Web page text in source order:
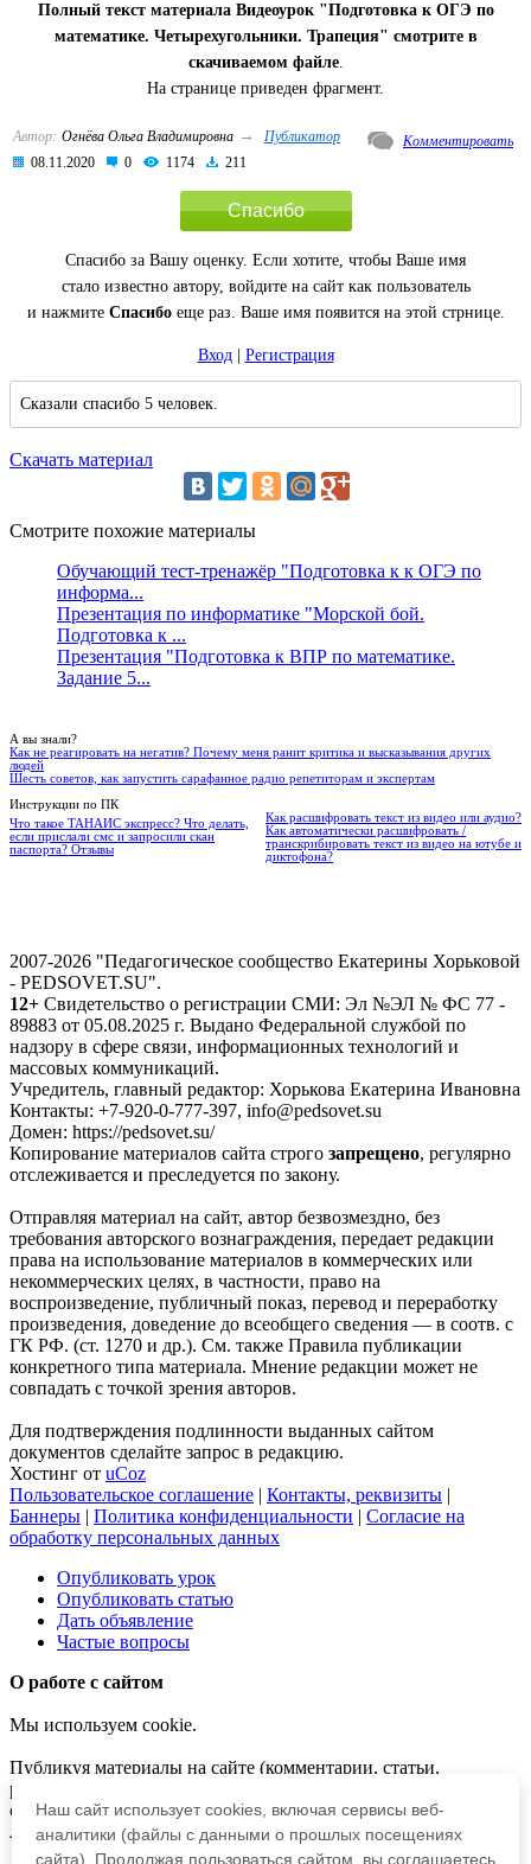
Полный текст материала Видеоурок "Подготовка к ОГЭ по
математике. Четырехугольники. Трапеция" смотрите в
скачиваемом файле.
На странице приведен фрагмент.
Автор: Огнёва Ольга Владимировна →
Публикатор
08.11.2020
0 1174 211
Комментировать
Спасибо
Спасибо за Вашу оценку. Если хотите, чтобы Ваше имя
стало известно автору, войдите на сайт как пользователь
и нажмите Спасибоеще раз. Ваше имя появится на этой стрнице.
Вход| Регистрация
Сказали спасибо 5 человек.
Скачать материал
Смотрите похожие материалы
Обучающий тест-тренажёр "Подготовка к к ОГЭ по
информа...
Презентация по информатике "Морской бой.
Подготовка к ...
Презентация "Подготовка к ВПР по математике.
Задание 5...
А вы знали?
Как не реагировать на негатив? Почему меня ранит критика и высказывания других
людей
Шесть советов, как запустить сарафанное радио репетиторам и экспертам
Инструкции по ПК
Что такое ТАНАИС экспресс? Что делать,
если прислали смс и запросили скан
паспорта? Отзывы
Как расшифровать текст из видео или аудио?
Как автоматически расшифровать /
транскрибировать текст из видео на ютубе и
диктофона?
2007-2026 "Педагогическое сообщество Екатерины Хорьковой
- PEDSOVET.SU".
12+ Свидетельство о регистрации СМИ: Эл №ЭЛ № ФС 77 -
89883 от 05.08.2025 г. Выдано Федеральной службой по
надзору в сфере связи, информационных технологий и
массовых коммуникаций.
Учредитель, главный редактор: Хорькова Екатерина Ивановна
Контакты: +7-920-0-777-397, info@pedsovet.su
Домен: https://pedsovet.su/
Копирование материалов сайта строго запрещено, регулярно
отслеживается и преследуется по закону.
Отправляя материал на сайт, автор безвозмездно, без
требования авторского вознаграждения, передает редакции
права на использование материалов в коммерческих или
некоммерческих целях, в частности, право на
воспроизведение, публичный показ, перевод и переработку
произведения, доведение до всеобщего сведения — в соотв. с
ГК РФ. (ст. 1270 и др.). См. также Правила публикации
конкретного типа материала. Мнение редакции может не
совпадать с точкой зрения авторов.
Для подтверждения подлинности выданных сайтом
документов сделайте запрос в редакцию.
Хостинг от uCoz
Пользовательское соглашение | Контакты, реквизиты |
Баннеры | Политика конфиденциальности | Согласие на
обработку персональных данных
Опубликовать урок
Опубликовать статью
Дать объявление
Частые вопросы
О работе с сайтом
Мы используем cookie.
Публикуя материалы на сайте (комментарии, статьи,
разработки и др.), пользователи берут на себя всю
ответственность за содержание материалов и разрешение
любых спорных вопросов с третьми лицами.
Наш сайт использует cookies, включая сервисы веб-
аналитики (файлы с данными о прошлых посещениях
сайта). Продолжая пользоваться сайтом, вы соглашаетесь